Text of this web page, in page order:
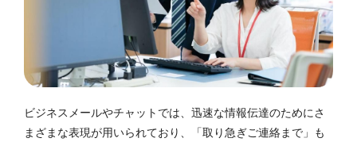
ビジネスメールやチャットでは、迅速な情報伝達のためにさ
まざまな表現が用いられており、「取り急ぎご連絡まで」も